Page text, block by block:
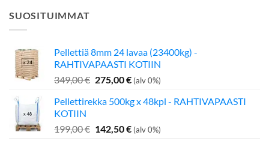
SUOSITUIMMAT
Pellettiä 8mm 24 lavaa (23400kg) -
RAHTIVAPAASTI KOTIIN
349,00€ Alkuperäinen
oli:
275,00€Nykyinen
on:
(alv 0%)
Pellettirekka 500kg x 48kpl - RAHTIVAPAASTI
KOTIIN
199,00€ Alkuperäinen
142,50€Nykyinen
(alv 0%)